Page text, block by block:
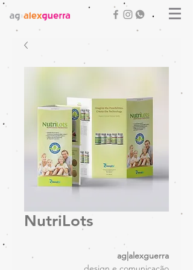
NutriLots
ag|alexguerra